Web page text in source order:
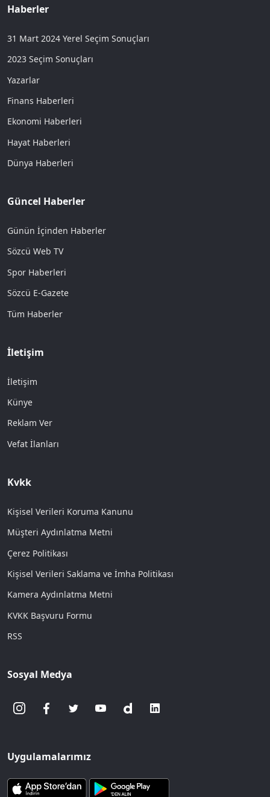
Haberler
31 Mart 2024 Yerel Seçim Sonuçları
2023 Seçim Sonuçları
Yazarlar
Finans Haberleri
Ekonomi Haberleri
Hayat Haberleri
Dünya Haberleri
Güncel Haberler
Günün İçinden Haberler
Sözcü Web TV
Spor Haberleri
Sözcü E-Gazete
Tüm Haberler
İletişim
İletişim
Künye
Reklam Ver
Vefat İlanları
Kvkk
Kişisel Verileri Koruma Kanunu
Müşteri Aydınlatma Metni
Çerez Politikası
Kişisel Verileri Saklama ve İmha Politikası
Kamera Aydınlatma Metni
KVKK Başvuru Formu
RSS
Sosyal Medya
Uygulamalarımız